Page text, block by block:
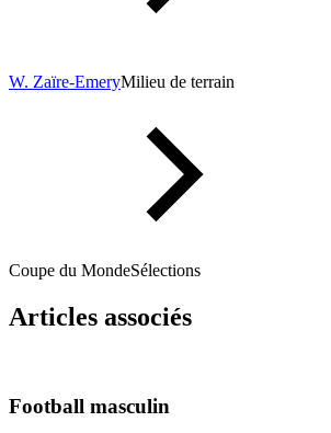
W. Zaïre-EmeryMilieu de terrain
Coupe du MondeSélections
Articles associés
Football masculin